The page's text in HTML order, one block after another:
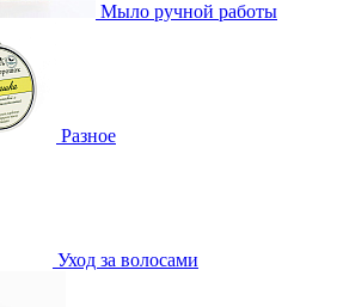
Мыло ручной работы
Разное
Уход за волосами